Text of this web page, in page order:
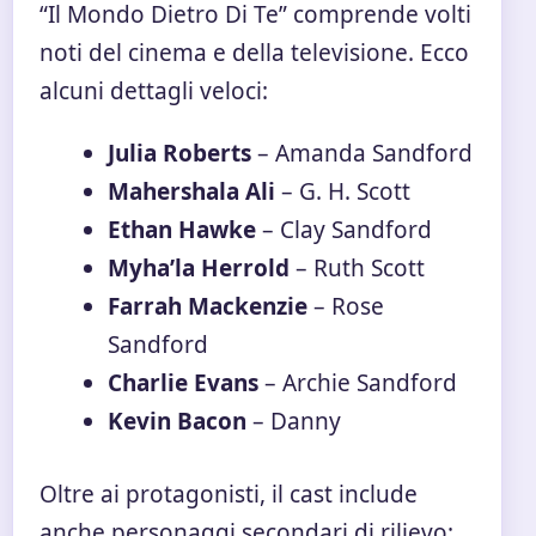
“Il Mondo Dietro Di Te” comprende volti
noti del cinema e della televisione. Ecco
alcuni dettagli veloci:
Julia Roberts– Amanda Sandford
Mahershala Ali – G. H. Scott
Ethan Hawke– Clay Sandford
Myha’la Herrold – Ruth Scott
Farrah Mackenzie– Rose
Sandford
Charlie Evans– Archie Sandford
Kevin Bacon – Danny
Oltre ai protagonisti, il cast include